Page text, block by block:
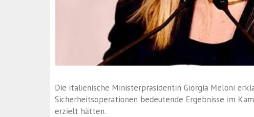
Die italienische Ministerpräsidentin Giorgia Meloni
Sicherheitsoperationen bedeutende Ergebnisse im
erzielt hätten.